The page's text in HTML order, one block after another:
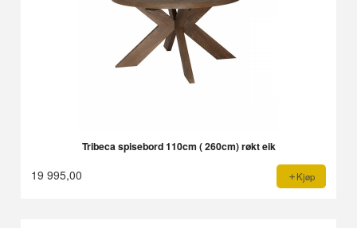
Tribeca spisebord 110cm ( 260cm) røkt eik
19 995,00 Kjøp